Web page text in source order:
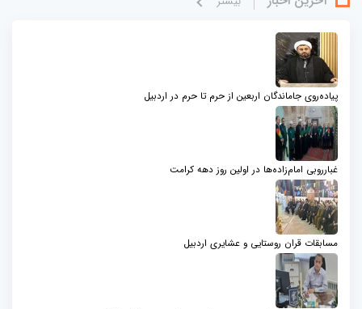
پیاده‌روی جاماندگان اربعین از حرم تا حرم در اردبیل
غبارروبی امام‌زاده‌ها در اولین روز دهه کرامت
مسابقات قران روستایی و عشایری اردبیل